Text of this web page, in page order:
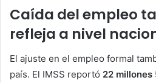
Caída del empleo
refleja a nivel
El ajuste en el empleo formal
país. El IMSS reportó 22